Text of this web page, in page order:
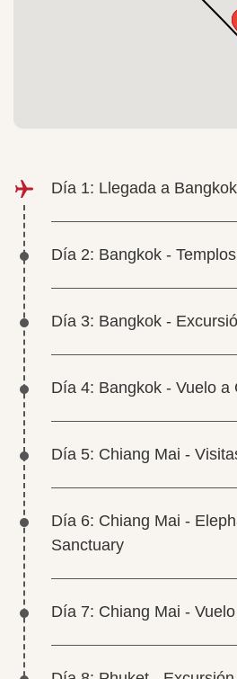
Día 1: Llegada a Bangkok
Día 2: Bangkok -
Día 3: Bangkok -
Día 4: Bangkok - Vuelo a
Día 5: Chiang Mai -
Día 6: Chiang Mai -
Sanctuary
Día 7: Chiang Mai -